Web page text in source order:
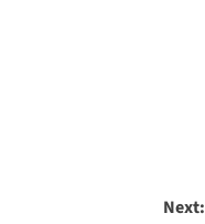
Next: